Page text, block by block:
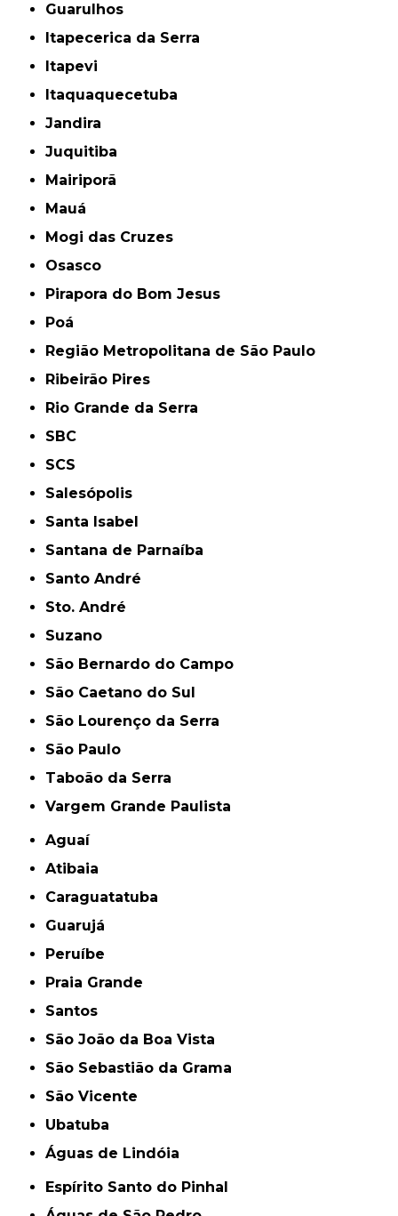
Guarulhos
Itapecerica da Serra
Itapevi
Itaquaquecetuba
Jandira
Juquitiba
Mairiporã
Mauá
Mogi das Cruzes
Osasco
Pirapora do Bom Jesus
Poá
Região Metropolitana de São Paulo
Ribeirão Pires
Rio Grande da Serra
SBC
SCS
Salesópolis
Santa Isabel
Santana de Parnaíba
Santo André
Sto. André
Suzano
São Bernardo do Campo
São Caetano do Sul
São Lourenço da Serra
São Paulo
Taboão da Serra
Vargem Grande Paulista
Aguaí
Atibaia
Caraguatatuba
Guarujá
Peruíbe
Praia Grande
Santos
São João da Boa Vista
São Sebastião da Grama
São Vicente
Ubatuba
Águas de Lindóia
Espírito Santo do Pinhal